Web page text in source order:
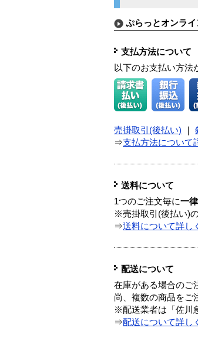
ぷらっとオンラ
支払方法について
以下のお支払い方法
売掛取引(後払い)
⇒支払方法について
送料について
1つのご注文毎に一
※売掛取引(後払い)
⇒送料について詳し
配送について
在庫がある場合のご
尚、複数の商品をご
※配送業者は「佐川
⇒配送について詳し